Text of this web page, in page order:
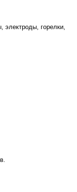
электроды, горелки,